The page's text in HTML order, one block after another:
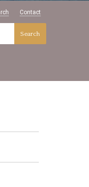
Contact
Search